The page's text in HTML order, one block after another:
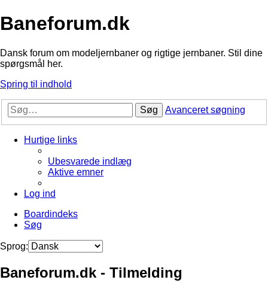
Baneforum.dk
Dansk forum om modeljernbaner og rigtige jernbaner. Stil dine
spørgsmål her.
Spring til indhold
Søg Avanceret søgning
Hurtige links
Ubesvarede indlæg
Aktive emner
Log ind
Boardindeks
Søg
Sprog:
Baneforum.dk - Tilmelding